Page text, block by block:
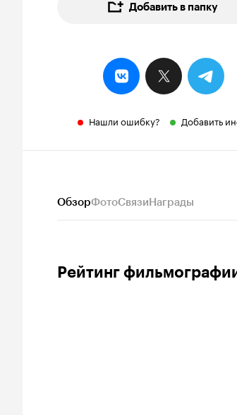
Добавить в папку
Нашли ошибку? Добавить
ОбзорФотоСвязиНаграды
Рейтинг